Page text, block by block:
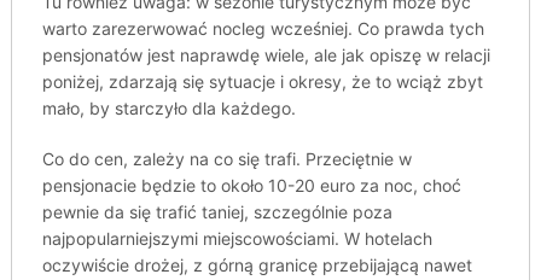
warto zarezerwować nocleg wcześniej. Co prawda tych
pensjonatów jest naprawdę wiele, ale jak opiszę w relacji
poniżej, zdarzają się sytuacje i okresy, że to wciąż zbyt
mało, by starczyło dla każdego.
Co do cen, zależy na co się trafi. Przeciętnie w
pensjonacie będzie to około 10-20 euro za noc, choć
pewnie da się trafić taniej, szczególnie poza
najpopularniejszymi miejscowościami. W hotelach
oczywiście drożej, z górną granicę przebijającą nawet